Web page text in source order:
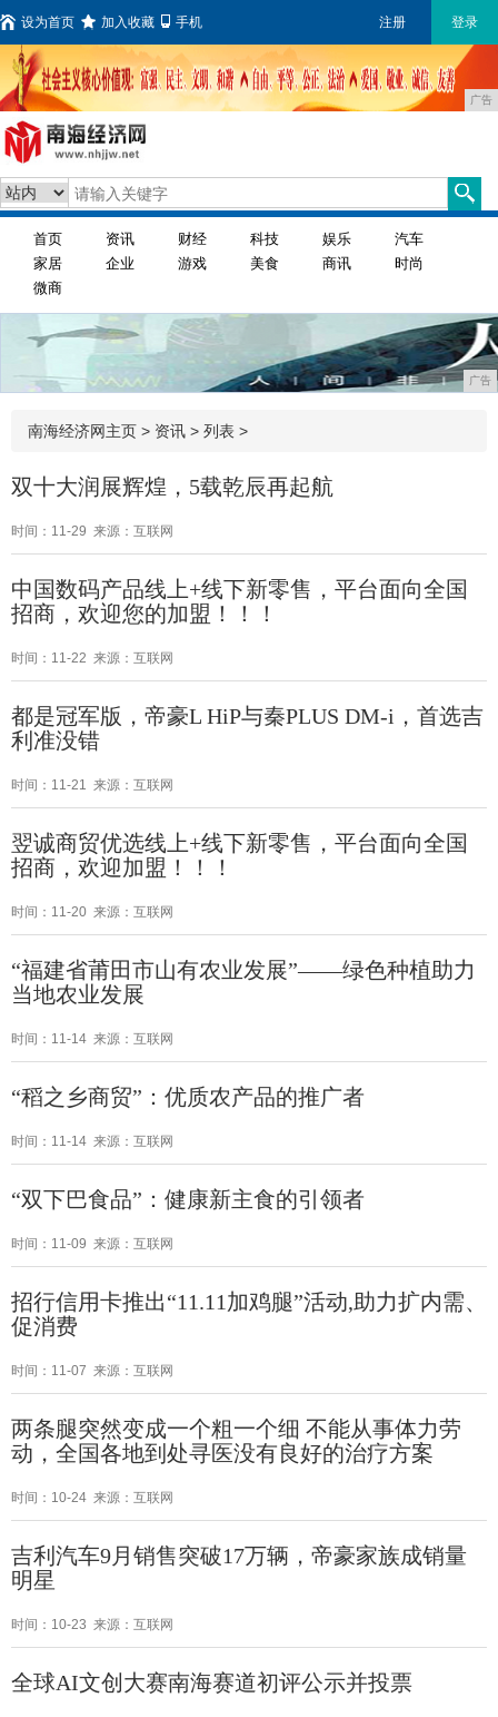
设为首页 加入收藏 手机 注册 登录
广告
首页 资讯 财经 科技 娱乐
汽车
家居
企业 游戏 美食 商讯
时尚
微商
广告
南海经济网主页 > 资讯 > 列表 >
双十大润展辉煌，5载乾辰再起航
时间：11-29 来源：互联网
中国数码产品线上+线下新零售，平台面向全国
招商，欢迎您的加盟！！！
时间：11-22 来源：互联网
都是冠军版，帝豪L HiP与秦PLUS DM-i，首选吉
利准没错
时间：11-21 来源：互联网
​翌诚商贸优选线上+线下新零售，平台面向全国
招商，欢迎加盟！！！
时间：11-20 来源：互联网
“福建省莆田市山有农业发展”——绿色种植助力
当地农业发展
时间：11-14 来源：互联网
“稻之乡商贸”：优质农产品的推广者
时间：11-14 来源：互联网
“双下巴食品”：健康新主食的引领者
时间：11-09 来源：互联网
招行信用卡推出“11.11加鸡腿”活动,助力扩内需、
促消费
时间：11-07 来源：互联网
两条腿突然变成一个粗一个细 不能从事体力劳
动，全国各地到处寻医没有良好的治疗方案
时间：10-24 来源：互联网
吉利汽车9月销售突破17万辆，帝豪家族成销量
明星
时间：10-23 来源：互联网
全球AI文创大赛南海赛道初评公示并投票